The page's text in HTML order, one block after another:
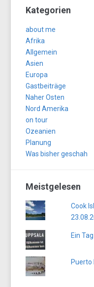
Kategorien
about me
Afrika
Allgemein
Asien
Europa
Gastbeiträge
Naher Osten
Nord Amerika
on tour
Ozeanien
Planung
Was bisher geschah
Meistgelesen
Cook
Ein
Puerto